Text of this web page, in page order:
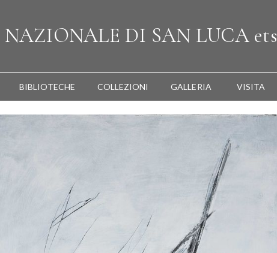
NAZIONALE DI SAN LUCA ets
BIBLIOTECHE COLLEZIONI GALLERIA VISITA